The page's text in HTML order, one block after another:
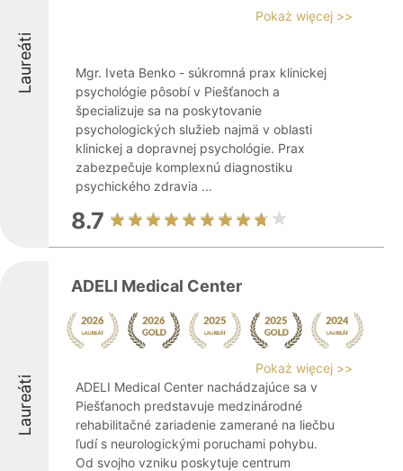
Laureáti
Pokaż więcej >>
Mgr. Iveta Benko - súkromná prax klinickej
psychológie pôsobí v Piešťanoch a
špecializuje sa na poskytovanie
psychologických služieb najmä v oblasti
klinickej a dopravnej psychológie. Prax
zabezpečuje komplexnú diagnostiku
psychického zdravia ...
8.7
Laureáti
ADELI Medical Center
Pokaż więcej >>
ADELI Medical Center nachádzajúce sa v
Piešťanoch predstavuje medzinárodné
rehabilitačné zariadenie zamerané na liečbu
ľudí s neurologickými poruchami pohybu.
Od svojho vzniku poskytuje centrum